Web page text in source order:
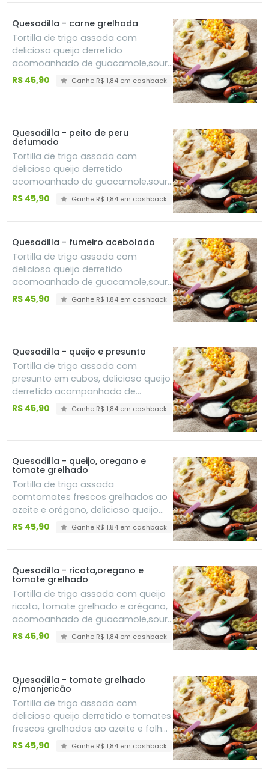
Quesadilla - carne grelhada
Tortilla de trigo assada com
delicioso queijo derretido
acomoanhado de guacamole,sour
cream e pico de gallo
R$ 45,90 Ganhe R$ 1,84 em cashback
Quesadilla - peito de peru
defumado
Tortilla de trigo assada com
delicioso queijo derretido
acomoanhado de guacamole,sour
cream e pico de gallo
R$ 45,90 Ganhe R$ 1,84 em cashback
Quesadilla - fumeiro acebolado
Tortilla de trigo assada com
delicioso queijo derretido
acomoanhado de guacamole,sour
cream e pico de gallo
R$ 45,90 Ganhe R$ 1,84 em cashback
Quesadilla - queijo e presunto
Tortilla de trigo assada com
presunto em cubos, delicioso queijo
derretido acompanhado de
guacamole, sour cream e pico de
R$ 45,90 Ganhe R$ 1,84 em cashback
Quesadilla - queijo, oregano e
tomate grelhado
Tortilla de trigo assada
comtomates frescos grelhados ao
azeite e orégano, delicioso queijo
derretido acomoanhado de
R$ 45,90 Ganhe R$ 1,84 em cashback
Quesadilla - ricota,oregano e
tomate grelhado
Tortilla de trigo assada com queijo
ricota, tomate grelhado e orégano,
acomoanhado de guacamole,sour
cream e pico de gallo
R$ 45,90 Ganhe R$ 1,84 em cashback
Quesadilla - tomate grelhado
c/manjericão
Tortilla de trigo assada com
delicioso queijo derretido e tomates
frescos grelhados ao azeite e folhas
de manjericão, acomoanhado de
R$ 45,90 Ganhe R$ 1,84 em cashback